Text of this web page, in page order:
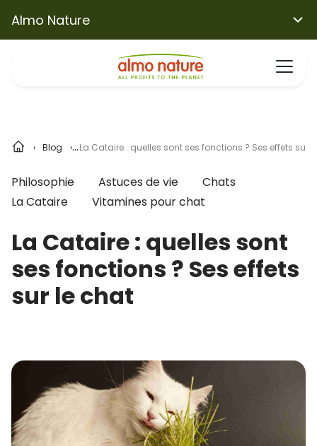
Almo Nature
Blog La Cataire : quelles sont ses fonctions ? Ses effets sur
Philosophie Astuces de vie
Chats
La Cataire
Vitamines pour chat
La Cataire : quelles sont
ses fonctions ? Ses effets
sur le chat